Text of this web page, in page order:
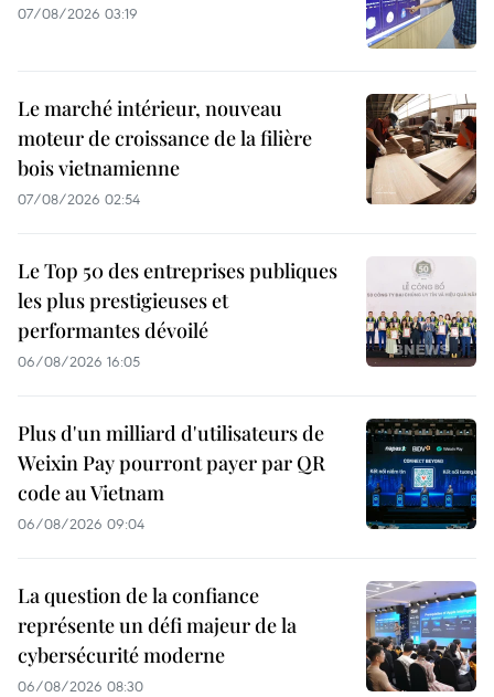
07/08/2026 03:19
Le marché intérieur, nouveau
moteur de croissance de la filière
bois vietnamienne
07/08/2026 02:54
Le Top 50 des entreprises publiques
les plus prestigieuses et
performantes dévoilé
06/08/2026 16:05
Plus d'un milliard d'utilisateurs de
Weixin Pay pourront payer par QR
code au Vietnam
06/08/2026 09:04
La question de la confiance
représente un défi majeur de la
cybersécurité moderne
06/08/2026 08:30